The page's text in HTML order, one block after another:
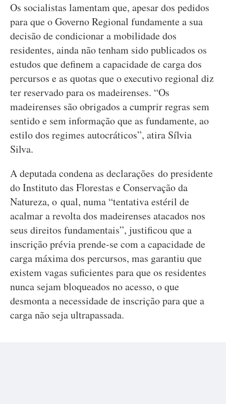
Os socialistas lamentam que, apesar dos pedidos
para que o Governo Regional fundamente a sua
decisão de condicionar a mobilidade dos
residentes, ainda não tenham sido publicados os
estudos que definem a capacidade de carga dos
percursos e as quotas que o executivo regional diz
ter reservado para os madeirenses. “Os
madeirenses são obrigados a cumprir regras sem
sentido e sem informação que as fundamente, ao
estilo dos regimes autocráticos”, atira Sílvia
Silva.
A deputada condena as declarações do presidente
do Instituto das Florestas e Conservação da
Natureza, o qual, numa “tentativa estéril de
acalmar a revolta dos madeirenses atacados nos
seus direitos fundamentais”, justificou que a
inscrição prévia prende-se com a capacidade de
carga máxima dos percursos, mas garantiu que
existem vagas suficientes para que os residentes
nunca sejam bloqueados no acesso, o que
desmonta a necessidade de inscrição para que a
carga não seja ultrapassada.